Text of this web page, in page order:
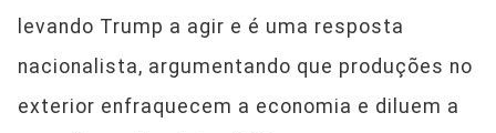
levando Trump a agir e é uma resposta
nacionalista, argumentando que produções no
exterior enfraquecem a economia e diluem a